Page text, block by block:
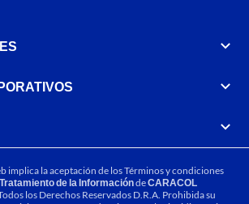
implica la aceptación de losTérminos y condiciones
de la InformacióndeCARACOL
los Derechos Reservados D.R.A. Prohibida su